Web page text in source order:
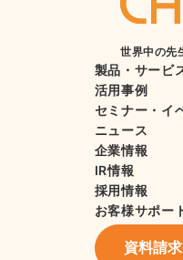
世界中の先
製品・サービ
活用事例
セミナー・イ
ニュース
企業情報
IR情報
採用情報
お客様サポー
資料請